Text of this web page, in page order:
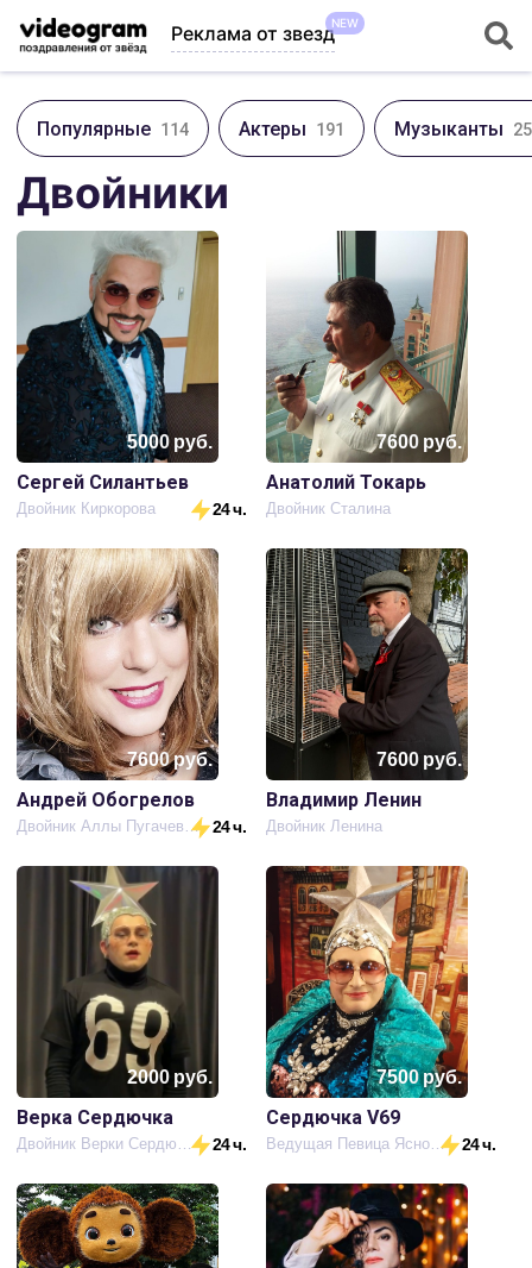
Реклама от звездNEW
Популярные 114 Актеры 191 Музыканты
Двойники
5000руб.
Сергей Силантьев
Двойник Киркорова 24 ч.
7600руб.
Анатолий Токарь
Двойник Сталина
7600руб.
Андрей Обогрелов
Двойник Аллы Пугачевой 24 ч.
7600руб.
Владимир Ленин
Двойник Ленина
2000руб.
Верка Сердючка
Двойник Верки Сердючки 24 ч.
7500руб.
Сердючка V69
Ведущая Певица Ясновидящая Гадалка 24 ч.